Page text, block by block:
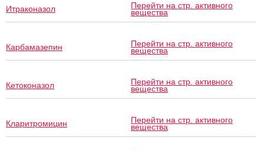
Итраконазол Перейти на стр. активного
вещества
Карбамазепин Перейти на стр. активного
вещества
Кетоконазол Перейти на стр. активного
вещества
Кларитромицин Перейти на стр. активного
вещества